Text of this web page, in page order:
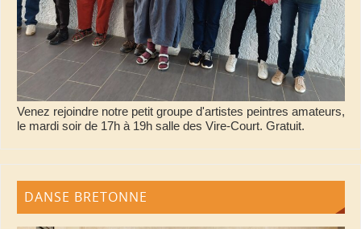
Venez rejoindre notre petit groupe d'artistes peintres amateurs,
le mardi soir de 17h à 19h salle des Vire-Court. Gratuit.
DANSE BRETONNE